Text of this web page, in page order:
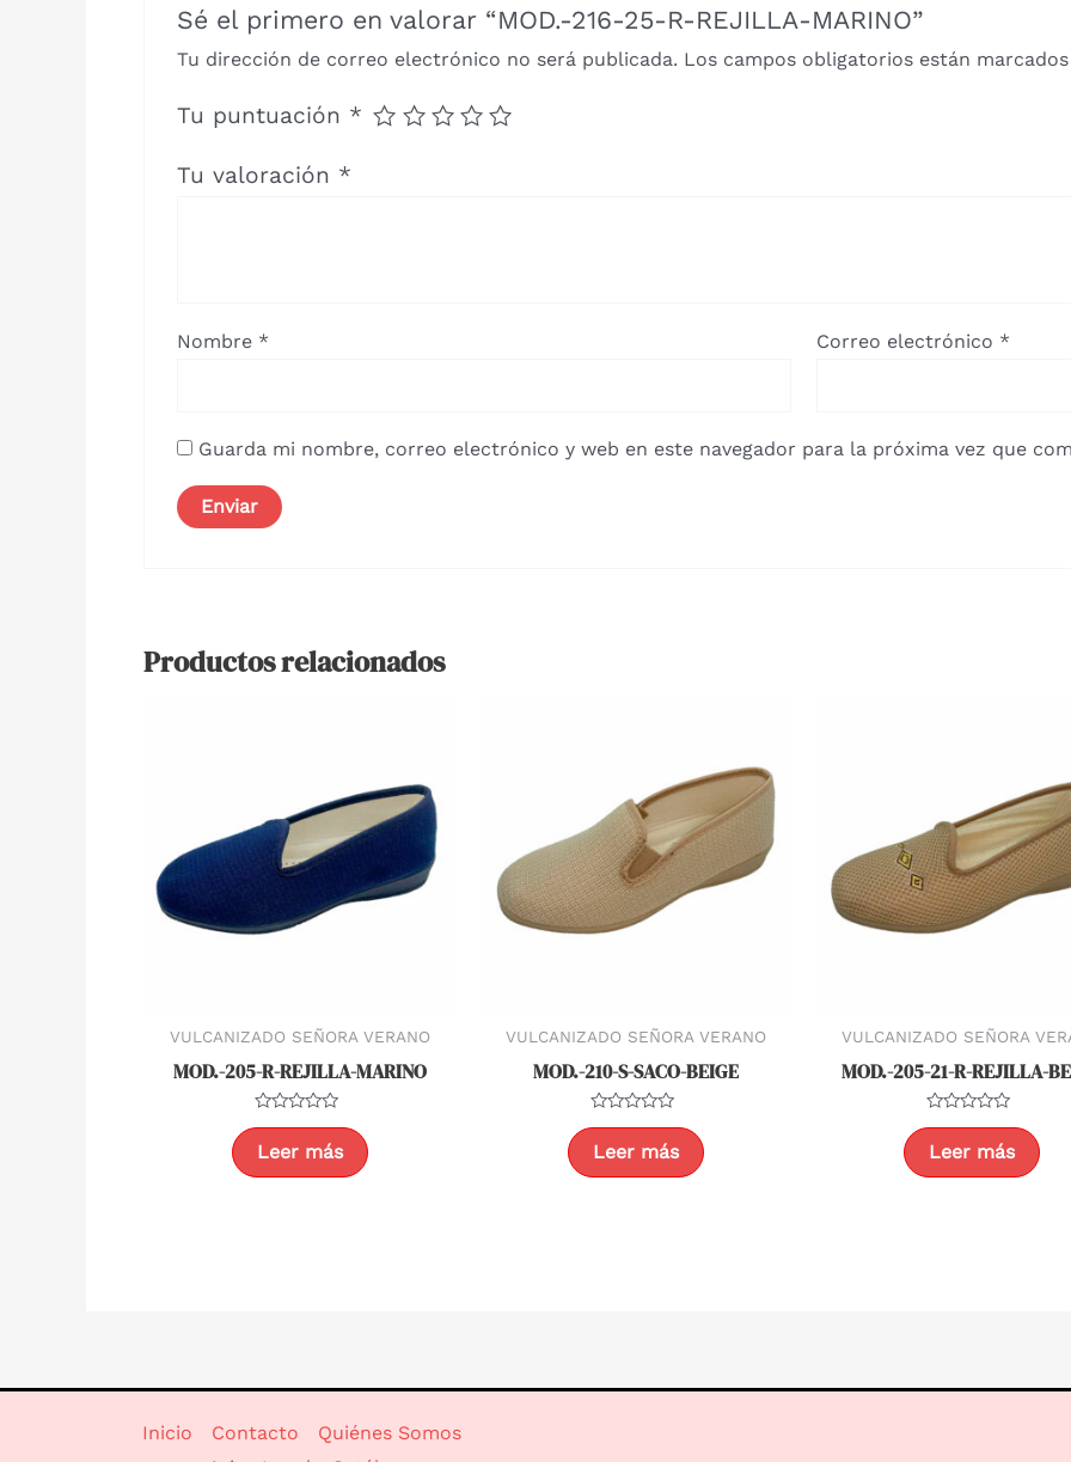
Sé el primero en valorar “MOD.-216-25-R-REJILLA-MARINO”
Tu dirección de correo electrónico no será publicada. Los campos obligatorios están
Tu puntuación *
Tu valoración *
Nombre * Correo electrónico *
Guarda mi nombre, correo electrónico y web en este navegador para la próxima vez que
Productos relacionados
VULCANIZADO SEÑORA VERANO
MOD.-205-R-REJILLA-MARINO
Valorado
con
0
Leer más
VULCANIZADO SEÑORA VERANO
MOD.-210-S-SACO-BEIGE
Valorado
con
0
Leer más
VULCANIZADO SEÑORA
MOD.-205-21-R-REJILLA-
Valorado
con
0
Leer más
Inicio Contacto
Quiénes Somos